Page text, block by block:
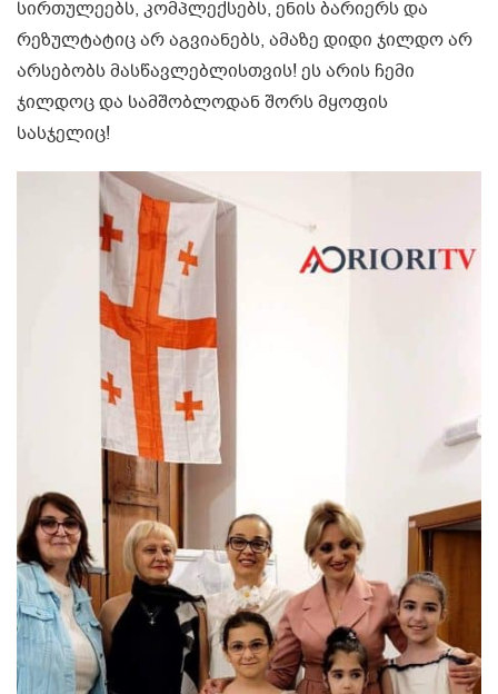
სირთულეებს, კომპლექსებს, ენის ბარიერს და
რეზულტატიც არ აგვიანებს, ამაზე დიდი ჯილდო არ
არსებობს მასწავლებლისთვის! ეს არის ჩემი
ჯილდოც და სამშობლოდან შორს მყოფის
სასჯელიც!